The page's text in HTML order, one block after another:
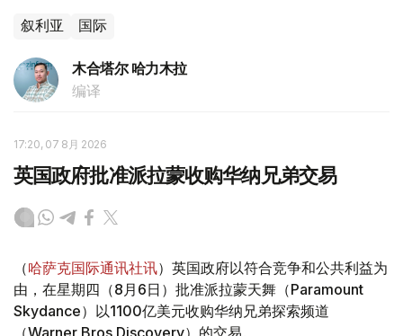
叙利亚 国际
木合塔尔 哈力木拉
编译
17:20, 07 8月 2026
英国政府批准派拉蒙收购华纳兄弟交易
（哈萨克国际通讯社讯）英国政府以符合竞争和公共利益为
由，在星期四（8月6日）批准派拉蒙天舞（Paramount
Skydance）以1100亿美元收购华纳兄弟探索频道
（Warner Bros Discovery）的交易。